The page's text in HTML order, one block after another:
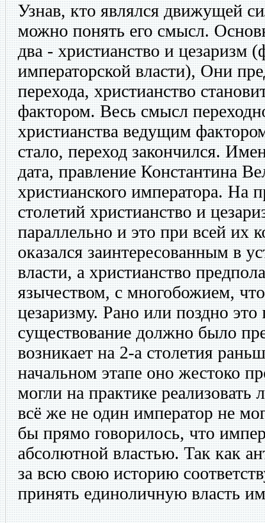
Узнав, кто являлся движущей
можно понять его смысл.
два - христианство и цезаризм
императорской власти), Они
перехода, христианство
фактором. Весь смысл
христианства ведущим
стало, переход закончился.
дата, правление Константина
христианского императора. На
столетий христианство и
параллельно и это при всей их
оказался заинтересованным в
власти, а христианство
язычеством, с многобожием,
цезаризму. Рано или поздно это
существование должно было
возникает на 2-а столетия
начальном этапе оно жестоко
могли на практике
всё же не один император не
бы прямо говорилось, что
абсолютной властью. Так как
за всю свою историю
принять единоличную власть